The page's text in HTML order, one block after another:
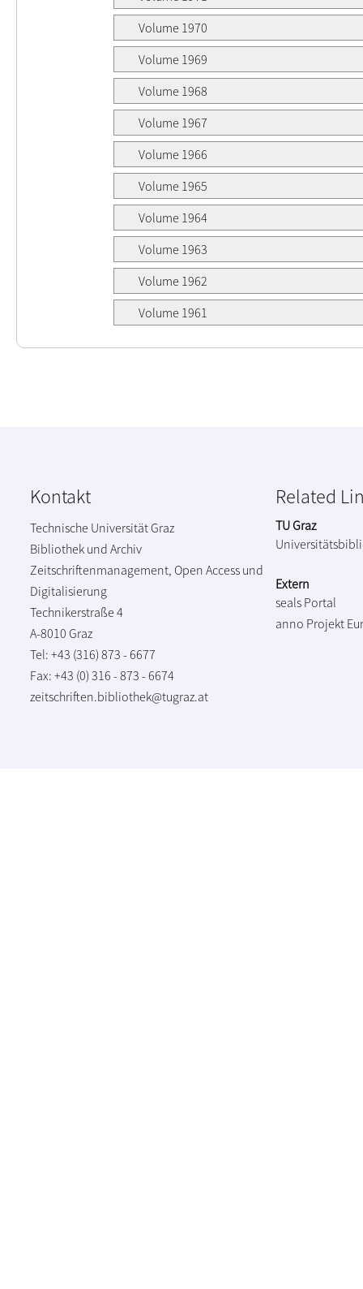
Volume 1970
Volume 1969
Volume 1968
Volume 1967
Volume 1966
Volume 1965
Volume 1964
Volume 1963
Volume 1962
Volume 1961
Kontakt
Technische Universität Graz
Bibliothek und Archiv
Zeitschriftenmanagement, Open Access und
Digitalisierung
Technikerstraße 4
A-8010 Graz
Tel: +43 (316) 873 - 6677
Fax: +43 (0) 316 - 873 - 6674
zeitschriften.bibliothek@tugraz.at
Related
TU Graz
Extern
seals Portal
anno Projekt